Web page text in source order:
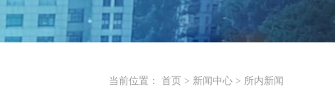
当前位置： 首页 > 新闻中心 > 所内新闻